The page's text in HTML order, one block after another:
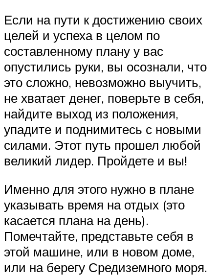
Если на пути к достижению своих
целей и успеха в целом по
составленному плану у вас
опустились руки, вы осознали, что
это сложно, невозможно выучить,
не хватает денег, поверьте в себя,
найдите выход из положения,
упадите и поднимитесь с новыми
силами. Этот путь прошел любой
великий лидер. Пройдете и вы!
Именно для этого нужно в плане
указывать время на отдых (это
касается плана на день).
Помечтайте, представьте себя в
этой машине, или в новом доме,
или на берегу Средиземного моря.